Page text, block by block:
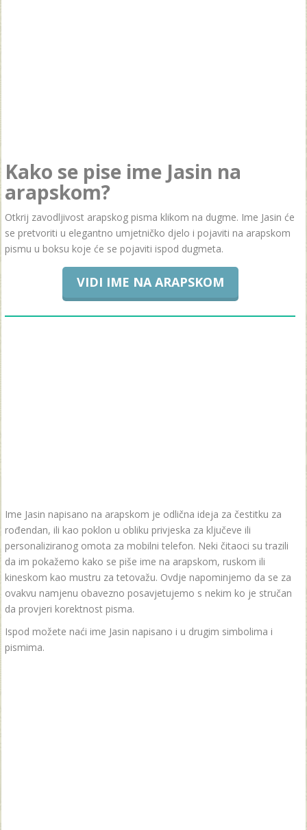
Kako se pise ime Jasin na
arapskom?
Otkrij zavodljivost arapskog pisma klikom na dugme. Ime Jasin će
se pretvoriti u elegantno umjetničko djelo i pojaviti na arapskom
pismu u boksu koje će se pojaviti ispod dugmeta.
VIDI IME NA ARAPSKOM
Ime Jasin napisano na arapskom je odlična ideja za čestitku za
rođendan, ili kao poklon u obliku privjeska za ključeve ili
personaliziranog omota za mobilni telefon. Neki čitaoci su trazili
da im pokažemo kako se piše ime na arapskom, ruskom ili
kineskom kao mustru za tetovažu. Ovdje napominjemo da se za
ovakvu namjenu obavezno posavjetujemo s nekim ko je stručan
da provjeri korektnost pisma.
Ispod možete naći ime Jasin napisano i u drugim simbolima i
pismima.